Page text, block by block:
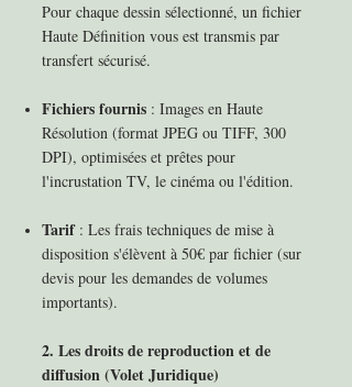
Pour chaque dessin sélectionné, un fichier
Haute Définition vous est transmis par
transfert sécurisé.
Fichiers fournis : Images en Haute
Résolution (format JPEG ou TIFF, 300
DPI), optimisées et prêtes pour
l'incrustation TV, le cinéma ou l'édition.
Tarif : Les frais techniques de mise à
disposition s'élèvent à 50€ par fichier (sur
devis pour les demandes de volumes
importants).
2. Les droits de reproduction et de
diffusion (Volet Juridique)